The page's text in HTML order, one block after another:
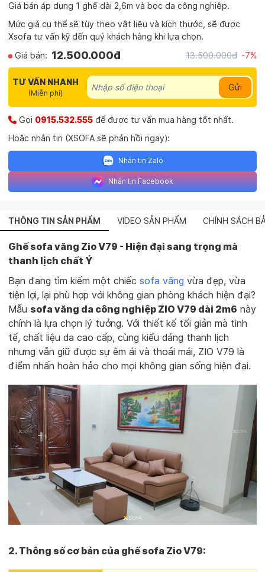
Giá bán áp dụng 1 ghế dài 2,6m và bọc da công nghiệp.
Mức giá cụ thể sẽ tùy theo vật liệu và kích thước, sẽ được
Xsofa tư vấn kỹ đến quý khách hàng khi lựa chọn.
Giá bán: 12.500.000đ 13.500.000đ -7%
TƯ VẤN NHANH
(Miễn phí)
Gửi
Gọi 0915.532.555để được tư vấn mua hàng tốt nhất.
Hoặc nhắn tin (XSOFA sẽ phản hồi ngay):
Nhắn tin Zalo
Nhắn tin Facebook
THÔNG TIN SẢN PHẨM VIDEO SẢN PHẨM CHÍNH SÁCH
Ghế sofa văng Zio V79 - Hiện đại sang trọng mà
thanh lịch chất Ý
Bạn đang tìm kiếm một chiếc sofa văng vừa đẹp, vừa
tiện lợi, lại phù hợp với không gian phòng khách hiện đại?
Mẫu sofa văng da công nghiệp ZIO V79 dài 2m6 này
chính là lựa chọn lý tưởng. Với thiết kế tối giản mà tinh
tế, chất liệu da cao cấp, cùng kiểu dáng thanh lịch
nhưng vẫn giữ được sự êm ái và thoải mái, ZIO V79 là
điểm nhấn hoàn hảo cho mọi không gian sống hiện đại.
2. Thông số cơ bản của ghế sofa Zio V79: